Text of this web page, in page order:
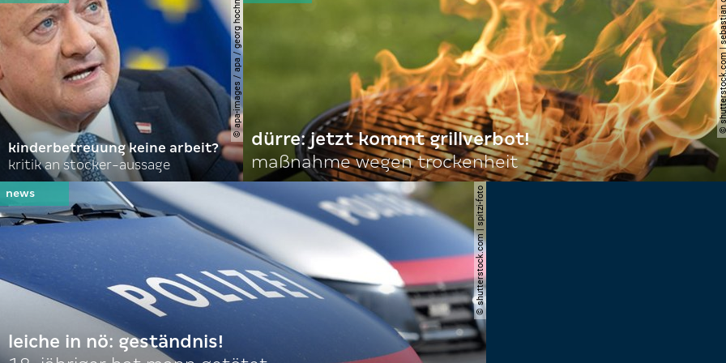
© apa-images / apa / georg hochmuth
kinderbetreuung keine arbeit?
kritik an stocker-aussage
©
dürre: jetzt kommt grillverbot!
maßnahme wegen trockenheit
© shutterstock.com | spitzi-foto
leiche in nö: geständnis!